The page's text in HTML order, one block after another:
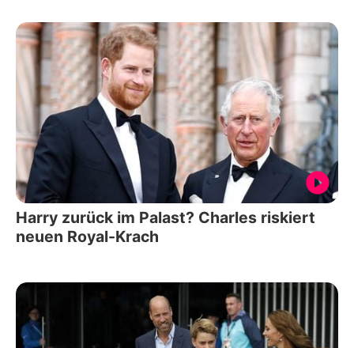
Harry zurück im Palast? Charles riskiert
neuen Royal-Krach